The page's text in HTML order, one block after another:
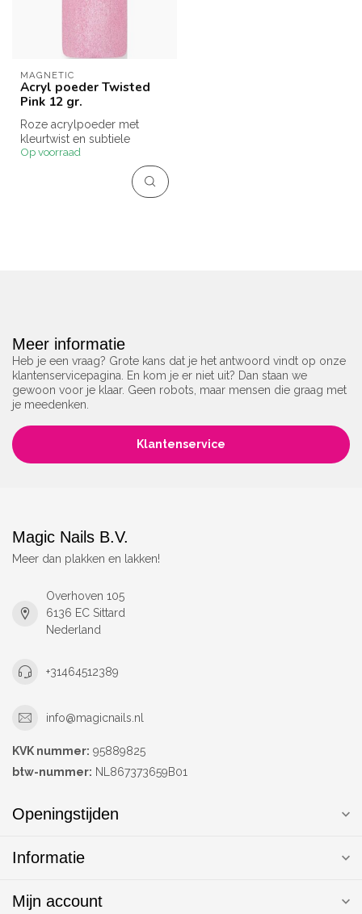
MAGNETIC
Acryl poeder Twisted
Pink 12 gr.
Roze acrylpoeder met
kleurtwist en subtiele
shimmer.
Op voorraad
Meer informatie
Heb je een vraag? Grote kans dat je het antwoord vindt op onze
klantenservicepagina. En kom je er niet uit? Dan staan we
gewoon voor je klaar. Geen robots, maar mensen die graag met
je meedenken.
Klantenservice
Magic Nails B.V.
Meer dan plakken en lakken!
Overhoven 105
6136 EC Sittard
Nederland
+31464512389
info@magicnails.nl
KVK nummer: 95889825
btw-nummer: NL867373659B01
Openingstijden
Informatie
Mijn account